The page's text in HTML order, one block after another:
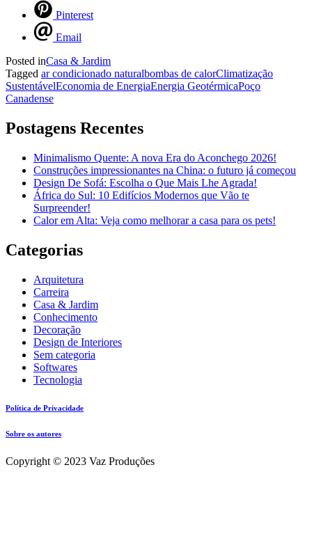
Pinterest
Email
Posted inCasa & Jardim
Tagged ar condicionado naturalbombas de calorClimatização
SustentávelEconomia de EnergiaEnergia GeotérmicaPoço
Canadense
Postagens Recentes
Minimalismo Quente: A nova Era do Aconchego 2026!
Construções impressionantes na China: o futuro já começou
Design De Sofá: Escolha o Que Mais Lhe Agrada!
África do Sul: 10 Edifícios Modernos que Vão te
Surpreender!
Calor em Alta: Veja como melhorar a casa para os pets!
Categorias
Arquitetura
Carreira
Casa & Jardim
Conhecimento
Decoração
Design de Interiores
Sem categoria
Softwares
Tecnologia
Política de Privacidade
Sobre os autores
Copyright © 2023 Vaz Produções